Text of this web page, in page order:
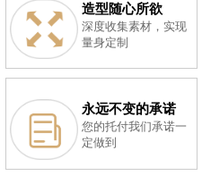
造型随心所欲
深度收集素材，实现
量身定制
永远不变的承诺
您的托付我们承诺一
定做到